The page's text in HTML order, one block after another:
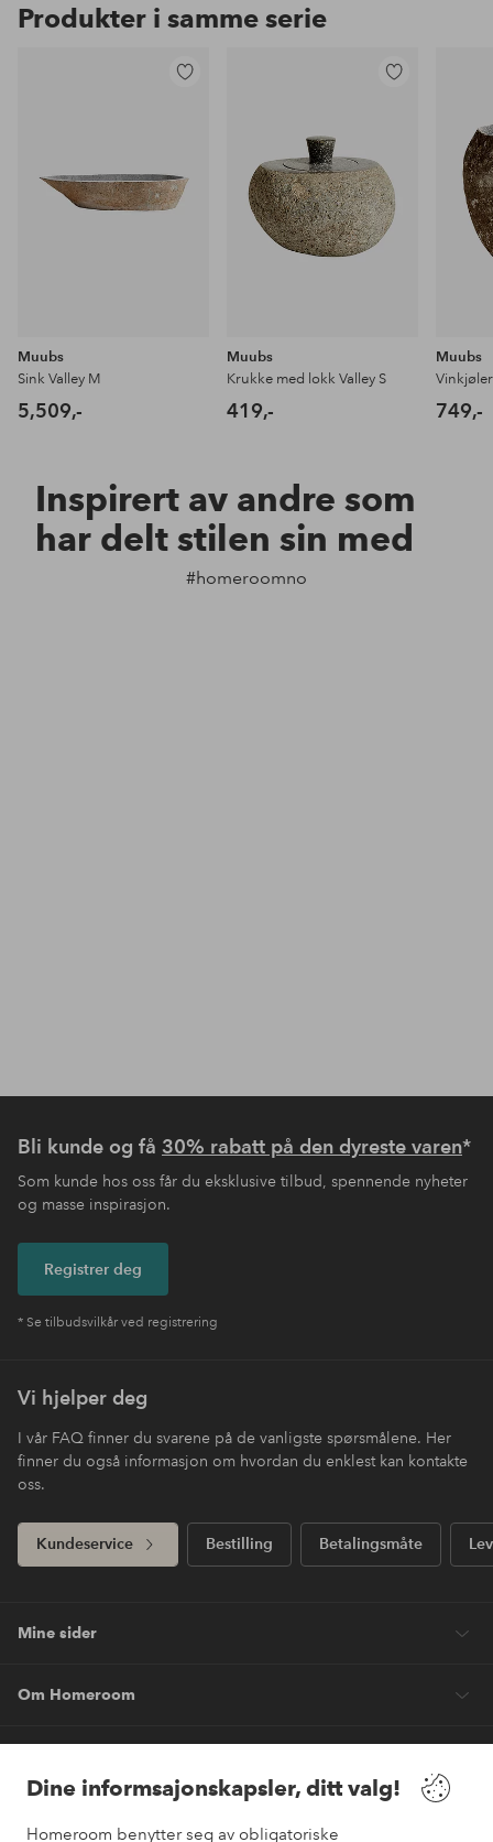
Dine informsajonskapsler, ditt valg!
Homeroom benytter seg av obligatoriske
Produkter i samme serie
Muubs
Sink Valley M
5,509,-
Muubs
Krukke med lokk Valley S
419,-
Muubs
749,-
Inspirert av andre som
har delt stilen sin med
#homeroomno
Bli kunde og få 30% rabatt på den dyreste varen*
Som kunde hos oss får du eksklusive tilbud, spennende nyheter
og masse inspirasjon.
Registrer deg
* Se tilbudsvilkår ved registrering
Vi hjelper deg
I vår FAQ finner du svarene på de vanligste spørsmålene. Her
finner du også informasjon om hvordan du enklest kan kontakte
oss.
Kundeservice Bestilling Betalingsmåte
Mine sider
Om Homeroom